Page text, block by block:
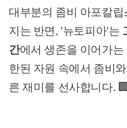
대부분의 좀비 아포칼
지는 반면, '뉴토피아'는
간에서 생존을 이어가는
한된 자원 속에서 좀비
른 재미를 선사합니다. 🏢